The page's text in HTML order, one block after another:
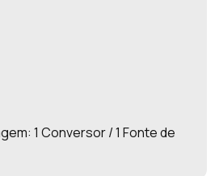
1 Conversor / 1 Fonte de